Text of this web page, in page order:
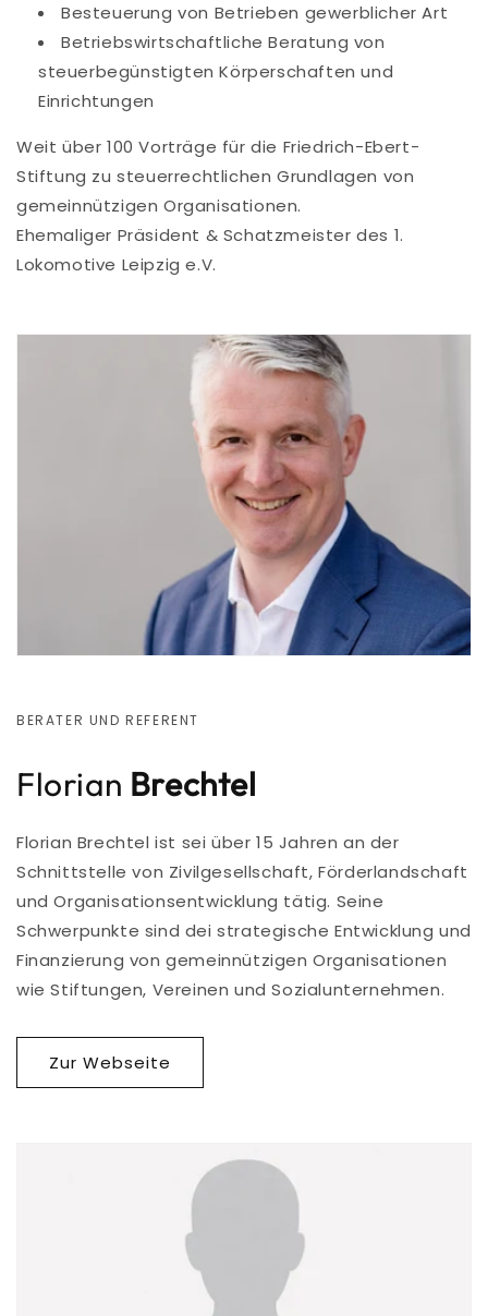
Besteuerung von Betrieben gewerblicher Art
Betriebswirtschaftliche Beratung von
steuerbegünstigten Körperschaften und
Einrichtungen
Weit über 100 Vorträge für die Friedrich-Ebert-
Stiftung zu steuerrechtlichen Grundlagen von
gemeinnützigen Organisationen.
Ehemaliger Präsident & Schatzmeister des 1.
Lokomotive Leipzig e.V.
BERATER UND REFERENT
Florian Brechtel
Florian Brechtel ist sei über 15 Jahren an der
Schnittstelle von Zivilgesellschaft, Förderlandschaft
und Organisationsentwicklung tätig. Seine
Schwerpunkte sind dei strategische Entwicklung und
Finanzierung von gemeinnützigen Organisationen
wie Stiftungen, Vereinen und Sozialunternehmen.
Zur Webseite